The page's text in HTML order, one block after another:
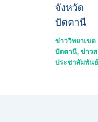
จังหวัด
ปัตตานี
ข่าววิทยาเขต
ปัตตานี, ข่าว
ประชาสัมพันธ์